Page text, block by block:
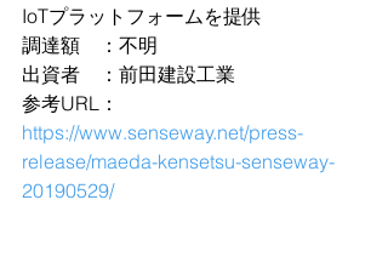
IoTプラットフォームを提供
調達額　：不明
出資者　：前田建設工業
参考URL：
https://www.senseway.net/press-
release/maeda-kensetsu-senseway-
20190529/